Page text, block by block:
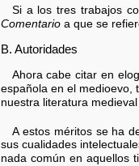
Si a los tres trabajos
Comentario a que se
B. Autoridades
Ahora cabe citar en
española en el medioevo,
nuestra literatura
A estos méritos se ha
sus cualidades
nada común en aquellos